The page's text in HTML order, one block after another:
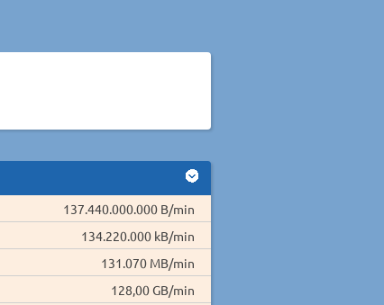
137.440.000.000 B/min
134.220.000 kB/min
131.070 MB/min
128,00 GB/min